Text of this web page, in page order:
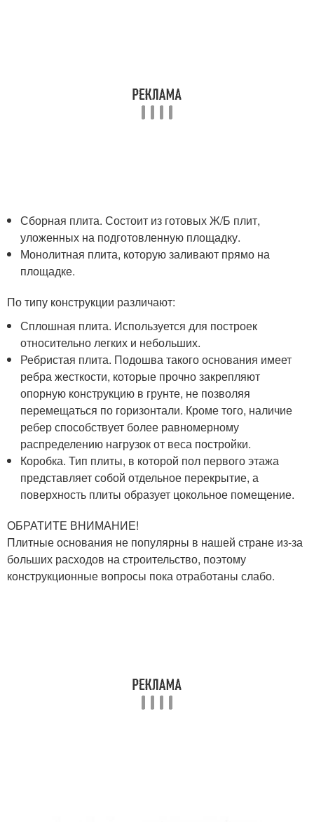
Сборная плита. Состоит из готовых Ж/Б плит,
уложенных на подготовленную площадку.
Монолитная плита, которую заливают прямо на
площадке.
По типу конструкции различают:
Сплошная плита. Используется для построек
относительно легких и небольших.
Ребристая плита. Подошва такого основания имеет
ребра жесткости, которые прочно закрепляют
опорную конструкцию в грунте, не позволяя
перемещаться по горизонтали. Кроме того, наличие
ребер способствует более равномерному
распределению нагрузок от веса постройки.
Коробка. Тип плиты, в которой пол первого этажа
представляет собой отдельное перекрытие, а
поверхность плиты образует цокольное помещение.
ОБРАТИТЕ ВНИМАНИЕ!
Плитные основания не популярны в нашей стране из-за
больших расходов на строительство, поэтому
конструкционные вопросы пока отработаны слабо.